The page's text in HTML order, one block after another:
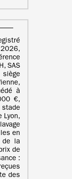
SAS
à
€,
Lyon,
en
de la
de
:
des